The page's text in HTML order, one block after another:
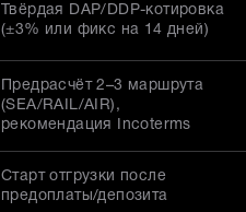
Твёрдая DAP/DDP-котировка
(±3% или фикс на 14 дней)
Предрасчёт 2–3 маршрута
(SEA/RAIL/AIR),
рекомендация Incoterms
Старт отгрузки после
предоплаты/депозита